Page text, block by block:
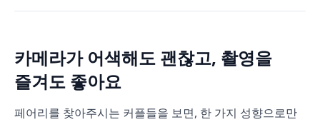
카메라가 어색해도 괜찮고, 촬영을
즐겨도 좋아요
페어리를 찾아주시는 커플들을 보면, 한 가지 성향으로만